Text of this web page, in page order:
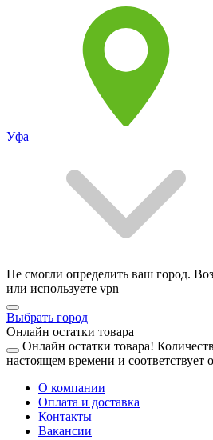
Уфа
Не смогли определить ваш город.
или используете vpn
Выбрать город
Онлайн остатки товара
Онлайн остатки товара!
настоящем времени и соответствует
О компании
Оплата и доставка
Контакты
Вакансии